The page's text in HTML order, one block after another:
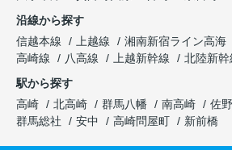
沿線から探す
信越本線
上越線 湘南新宿ライン高海
高崎線
八高線 上越新幹線 北陸新幹
駅から探す
高崎
北高崎 群馬八幡 南高崎 佐
群馬総社
安中 高崎問屋町 新前橋